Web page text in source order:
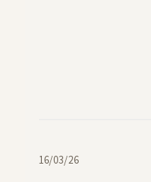
16/03/26